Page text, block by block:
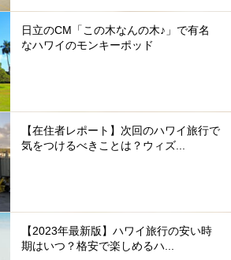
日立のCM「この木なんの木♪」で有名
なハワイのモンキーポッド
【在住者レポート】次回のハワイ旅行で
気をつけるべきことは？ウィズ...
【2023年最新版】ハワイ旅行の安い時
期はいつ？格安で楽しめるハ...